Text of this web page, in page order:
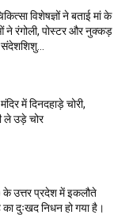
विशेषज्ञों ने बताई मां के
ने रंगोली, पोस्टर और नुक्कड़
में दिनदहाड़े चोरी,
ले उड़े चोर
के उत्तर प्रदेश में इकलौते
दुःखद निधन हो गया है।